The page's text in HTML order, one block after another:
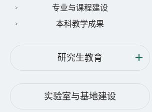
专业与课程建设
本科教学成果
研究生教育
实验室与基地建设